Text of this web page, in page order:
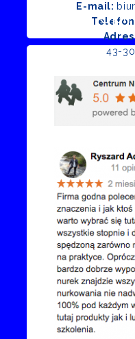
E-mail:
Adres
43-